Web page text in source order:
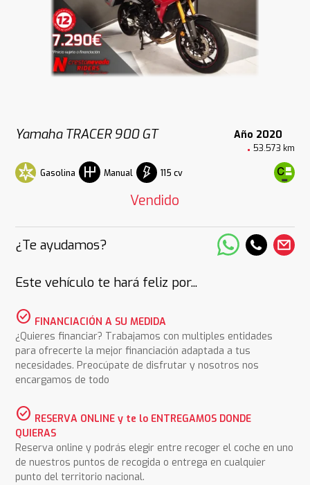
Yamaha TRACER 900 GT Año 2020
53.573 km
Gasolina Manual 115 cv
Vendido
¿Te ayudamos?
Este vehículo te hará feliz por...
check_circle FINANCIACIÓN A SU MEDIDA
¿Quieres financiar? Trabajamos con multiples entidades
para ofrecerte la mejor financiación adaptada a tus
necesidades. Preocúpate de disfrutar y nosotros nos
encargamos de todo
check_circle RESERVA ONLINE y te lo ENTREGAMOS DONDE
QUIERAS
Reserva online y podrás elegir entre recoger el coche en uno
de nuestros puntos de recogida o entrega en cualquier
punto del territorio nacional.